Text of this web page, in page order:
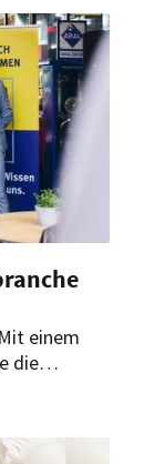
einem
die
für die